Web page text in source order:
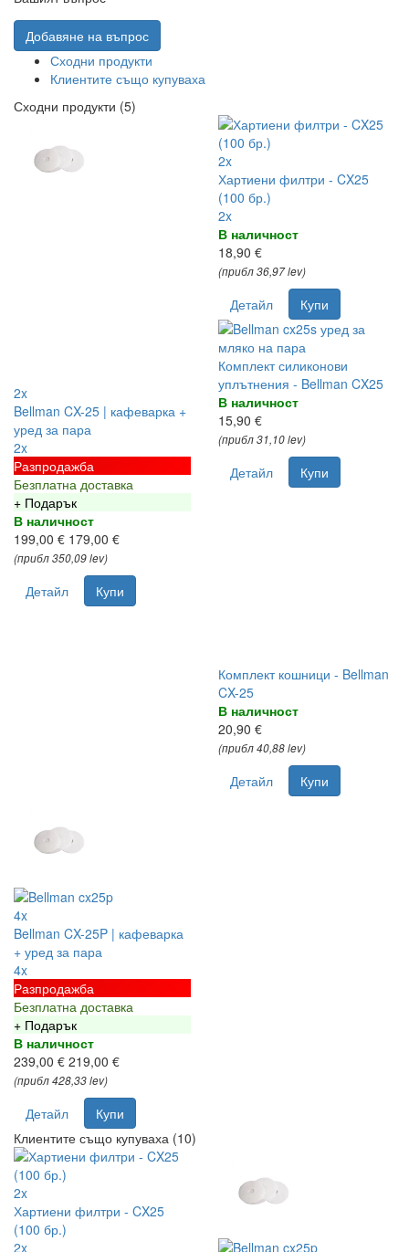
Добавяне на въпрос
Сходни продукти
Клиентите също купуваха
Сходни продукти (5)
2x
Bellman CX-25 | кафеварка +
уред за пара
2x
Разпродажба
Безплатна доставка
+ Подарък
В наличност
199,00 € 179,00 €
(прибл 350,09 lev)
Детайл Купи
2x
Хартиени филтри - CX25
(100 бр.)
2x
В наличност
18,90 €
(прибл 36,97 lev)
Детайл Купи
Комплект силиконови
уплътнения - Bellman CX25
В наличност
15,90 €
(прибл 31,10 lev)
Детайл Купи
Комплект кошници - Bellman
CX-25
В наличност
20,90 €
(прибл 40,88 lev)
Детайл Купи
4x
Bellman CX-25P | кафеварка
+ уред за пара
4x
Разпродажба
Безплатна доставка
+ Подарък
В наличност
239,00 € 219,00 €
(прибл 428,33 lev)
Детайл
Купи
Клиентите също купуваха (10)
2x
Хартиени филтри - CX25
(100 бр.)
2x